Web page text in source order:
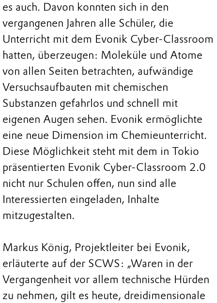
es auch. Davon konnten sich in den
vergangenen Jahren alle Schüler, die
Unterricht mit dem Evonik Cyber-Classroom
hatten, überzeugen: Moleküle und Atome
von allen Seiten betrachten, aufwändige
Versuchsaufbauten mit chemischen
Substanzen gefahrlos und schnell mit
eigenen Augen sehen. Evonik ermöglichte
eine neue Dimension im Chemieunterricht.
Diese Möglichkeit steht mit dem in Tokio
präsentierten Evonik Cyber-Classroom 2.0
nicht nur Schulen offen, nun sind alle
Interessierten eingeladen, Inhalte
mitzugestalten.
Markus König, Projektleiter bei Evonik,
erläuterte auf der SCWS: „Waren in der
Vergangenheit vor allem technische Hürden
zu nehmen, gilt es heute, dreidimensionale